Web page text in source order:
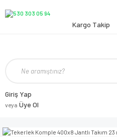
Kargo Takip
Giriş Yap
veya Üye Ol